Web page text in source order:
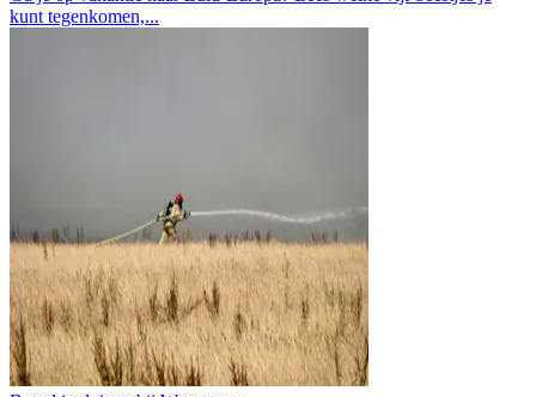
kunt tegenkomen,...